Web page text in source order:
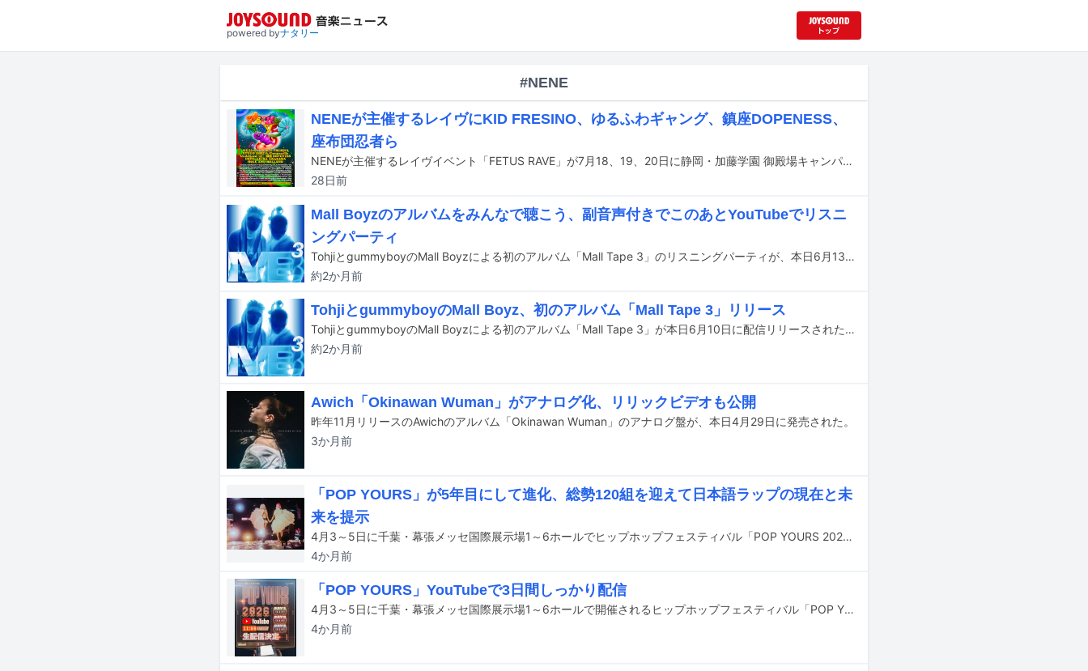
powered byナタリー
#NENE
NENEが主催するレイヴにKID FRESINO、ゆるふわギャング、鎮座DOPENESS、
座布団忍者ら
NENEが主催するレイヴイベント「FETUS RAVE」が7月18、19、20日に静岡・加藤学園 御殿場キャンパスで開催される。
28日前
Mall Boyzのアルバムをみんなで聴こう、副音声付きでこのあとYouTubeでリスニ
ングパーティ
TohjiとgummyboyのMall Boyzによる初のアルバム「Mall Tape 3」のリスニングパーティが、本日6月13日21:00からYouTubeで行われる。
約2か月前
TohjiとgummyboyのMall Boyz、初のアルバム「Mall Tape 3」リリース
TohjiとgummyboyのMall Boyzによる初のアルバム「Mall Tape 3」が本日6月10日に配信リリースされた。
約2か月前
Awich「Okinawan Wuman」がアナログ化、リリックビデオも公開
昨年11月リリースのAwichのアルバム「Okinawan Wuman」のアナログ盤が、本日4月29日に発売された。
3か月前
「POP YOURS」が5年目にして進化、総勢120組を迎えて日本語ラップの現在と未
来を提示
4月3～5日に千葉・幕張メッセ国際展示場1～6ホールでヒップホップフェスティバル「POP YOURS 2026」が開催された。
4か月前
「POP YOURS」YouTubeで3日間しっかり配信
4月3～5日に千葉・幕張メッセ国際展示場1～6ホールで開催されるヒップホップフェスティバル「POP YOURS 2026」の模様がYouTubeで生配信されることが発表された。
4か月前